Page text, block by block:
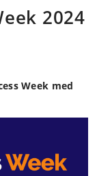
2024
Week med